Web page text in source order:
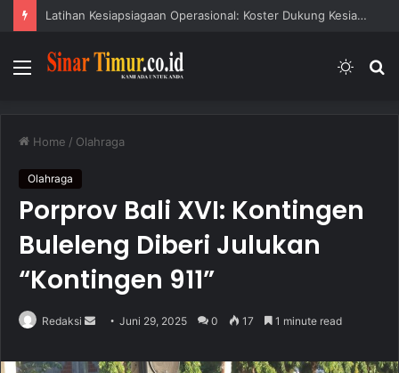
Latihan Kesiapsiagaan Operasional: Koster Dukung Kesiapsiagaan Bencana
Menu
Switch
Home / Olahraga
Olahraga
Porprov Bali XVI: Kontingen
Buleleng Diberi Julukan
“Kontingen 911”
Redaksi
n
Juni 29, 2025 0 17 1 minute read